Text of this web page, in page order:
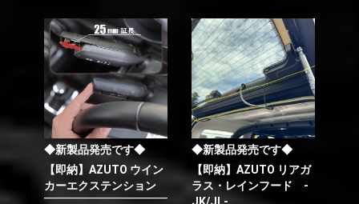
◆新製品発売です◆
【即納】AZUTO ウイン
カーエクステンション
◆新製品発売です◆
【即納】AZUTO リアガ
ラス・レインフード -
JK/JL-